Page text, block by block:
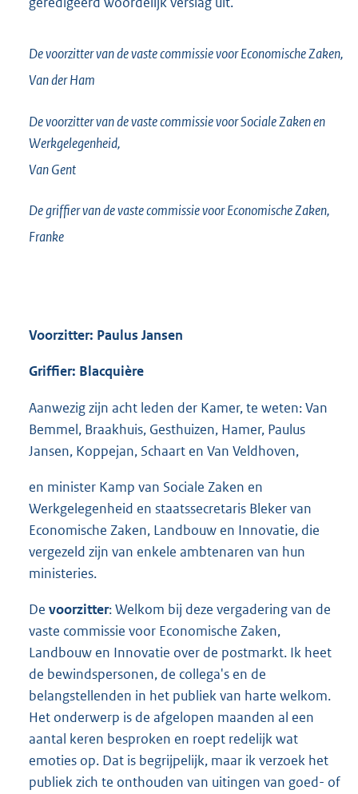
De voorzitter van de vaste commissie voor Economische Zaken,
Van der Ham
De voorzitter van de vaste commissie voor Sociale Zaken en
Werkgelegenheid,
Van Gent
De griffier van de vaste commissie voor Economische Zaken,
Franke
Voorzitter: Paulus Jansen
Griffier: Blacquière
Aanwezig zijn acht leden der Kamer, te weten: Van
Bemmel, Braakhuis, Gesthuizen, Hamer, Paulus
Jansen, Koppejan, Schaart en Van Veldhoven,
en minister Kamp van Sociale Zaken en
Werkgelegenheid en staatssecretaris Bleker van
Economische Zaken, Landbouw en Innovatie, die
vergezeld zijn van enkele ambtenaren van hun
ministeries.
De voorzitter: Welkom bij deze vergadering van de
vaste commissie voor Economische Zaken,
Landbouw en Innovatie over de postmarkt. Ik heet
de bewindspersonen, de collega's en de
belangstellenden in het publiek van harte welkom.
Het onderwerp is de afgelopen maanden al een
aantal keren besproken en roept redelijk wat
emoties op. Dat is begrijpelijk, maar ik verzoek het
publiek zich te onthouden van uitingen van goed- of